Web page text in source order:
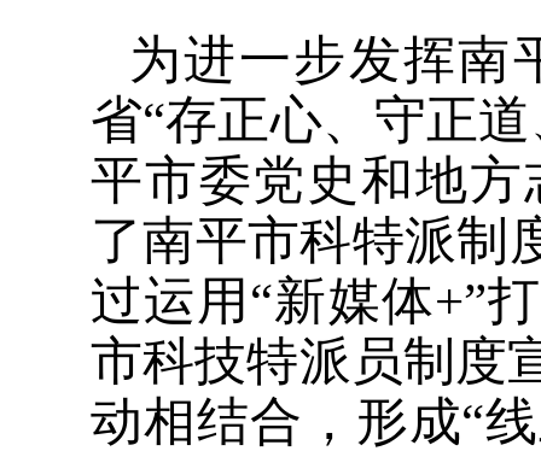
为进一步发挥南
省“存正心、守正
平市委党史和地
了南平市科特派制
过运用“新媒体+”
市科技特派员制度
动相结合，形成“